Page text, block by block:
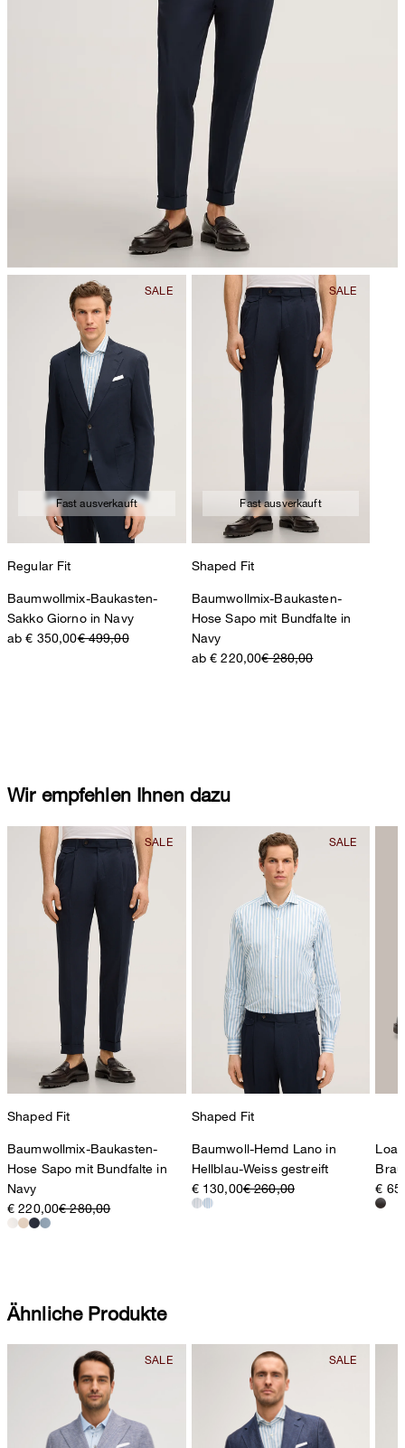
Bügeln bei geringer Temperatur
chemische Reinigung mit Perchlorethylen, schonend
Fast ausverkauft
Regular Fit
Baumwollmix-Baukasten-
Sakko Giorno in Navy
ab € 350,00€ 499,00
Fast ausverkauft
Shaped Fit
Baumwollmix-Baukasten-
Hose Sapo mit Bundfalte in
Navy
ab € 220,00€ 280,00
Wir empfehlen Ihnen dazu
Shaped Fit
Baumwollmix-Baukasten-
Hose Sapo mit Bundfalte in
Navy
€ 220,00€ 280,00
Shaped Fit
Baumwoll-Hemd Lano in
Hellblau-Weiss gestreift
€ 130,00€ 260,00
€
Ähnliche Produkte